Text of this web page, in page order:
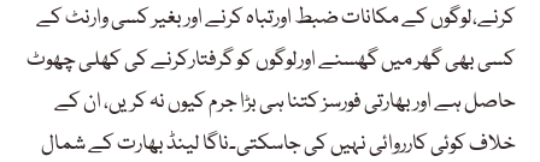
کرنے،لوگوں کے مکانات ضبط اورتباہ کرنے اور بغیر کسی وارنٹ کے
کسی بھی گھر میں گھسنے اورلوگوں کو گرفتارکرنے کی کھلی چھوٹ
حاصل ہے اور بھارتی فورسز کتنا ہی بڑا جرم کیوں نہ کریں، ان کے
خلاف کوئی کارروائی نہیں کی جاسکتی۔ناگا لینڈ بھارت کے شمال